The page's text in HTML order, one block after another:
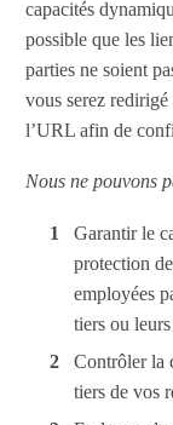
capacités
possible que les
parties ne soient
vous serez
l’URL afin de
Nous ne pouvons
Garantir le
protection
employées
tiers ou
Contrôler la
tiers de vos